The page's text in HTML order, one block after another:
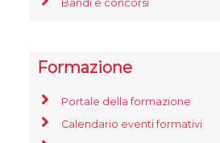
Bandi e concorsi
Formazione
Portale della formazione
Calendario eventi formativi